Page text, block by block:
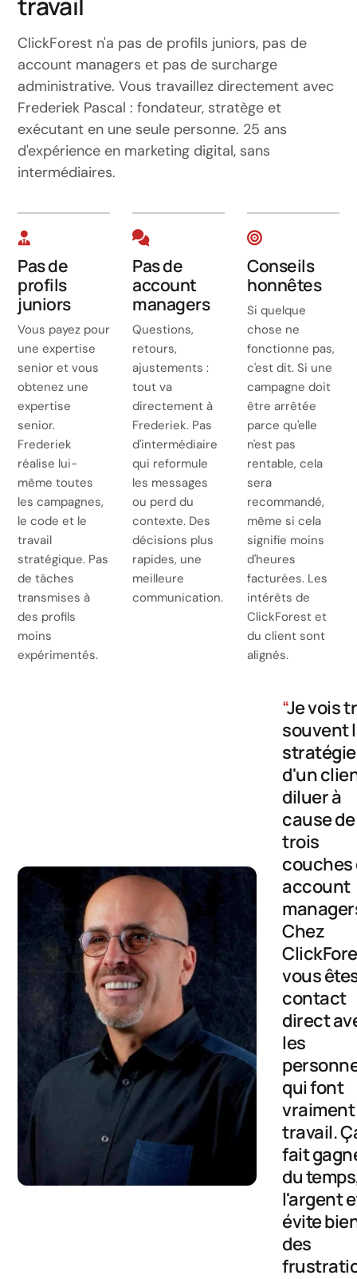
ClickForest n'a pas de profils juniors, pas de
account managers et pas de surcharge
administrative. Vous travaillez directement avec
Frederiek Pascal : fondateur, stratège et
exécutant en une seule personne. 25 ans
d'expérience en marketing digital, sans
intermédiaires.
Pas de
profils
juniors
Vous payez pour
une expertise
senior et vous
obtenez une
expertise
senior.
Frederiek
réalise lui-
même toutes
les campagnes,
le code et le
travail
stratégique. Pas
de tâches
transmises à
des profils
moins
expérimentés.
Pas de
account
managers
Questions,
retours,
ajustements :
tout va
directement à
Frederiek. Pas
d'intermédiaire
qui reformule
les messages
ou perd du
contexte. Des
décisions plus
rapides, une
meilleure
communication.
Conseils
honnêtes
Si quelque
chose ne
fonctionne pas,
c'est dit. Si une
campagne doit
être arrêtée
parce qu'elle
n'est pas
rentable, cela
sera
recommandé,
même si cela
signifie moins
d'heures
facturées. Les
intérêts de
ClickForest et
du client sont
alignés.
“Je vois
souvent
stratégie
d'un
diluer à
cause de
trois
couches
account
Chez
vous
contact
direct
les
qui font
travail.
fait
du
l'argent
évite
des